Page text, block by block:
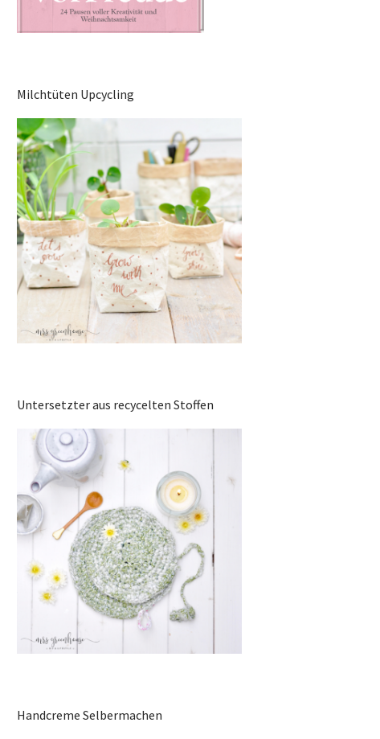
Milchtüten Upcycling
Untersetzter aus recycelten Stoffen
Handcreme Selbermachen